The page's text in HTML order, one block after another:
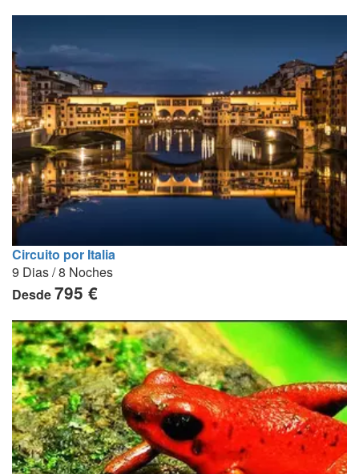
Circuito por Italia
9 Dias / 8 Noches
Desde795 €